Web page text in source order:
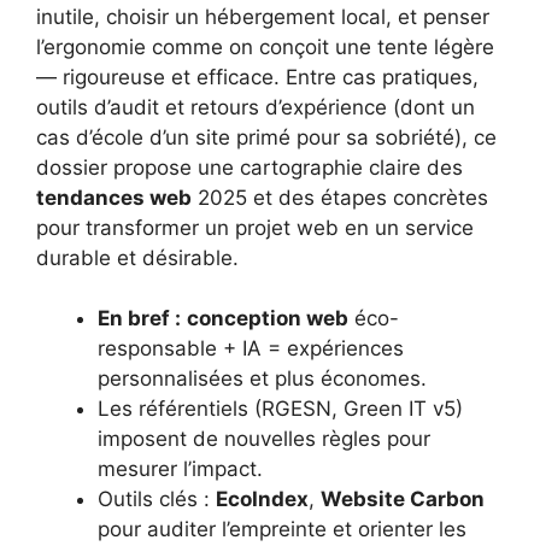
inutile, choisir un hébergement local, et penser
l’ergonomie comme on conçoit une tente légère
— rigoureuse et efficace. Entre cas pratiques,
outils d’audit et retours d’expérience (dont un
cas d’école d’un site primé pour sa sobriété), ce
dossier propose une cartographie claire des
tendances web 2025 et des étapes concrètes
pour transformer un projet web en un service
durable et désirable.
En bref : conception web éco-
responsable + IA = expériences
personnalisées et plus économes.
Les référentiels (RGESN, Green IT v5)
imposent de nouvelles règles pour
mesurer l’impact.
Outils clés : EcoIndex, Website Carbon
pour auditer l’empreinte et orienter les